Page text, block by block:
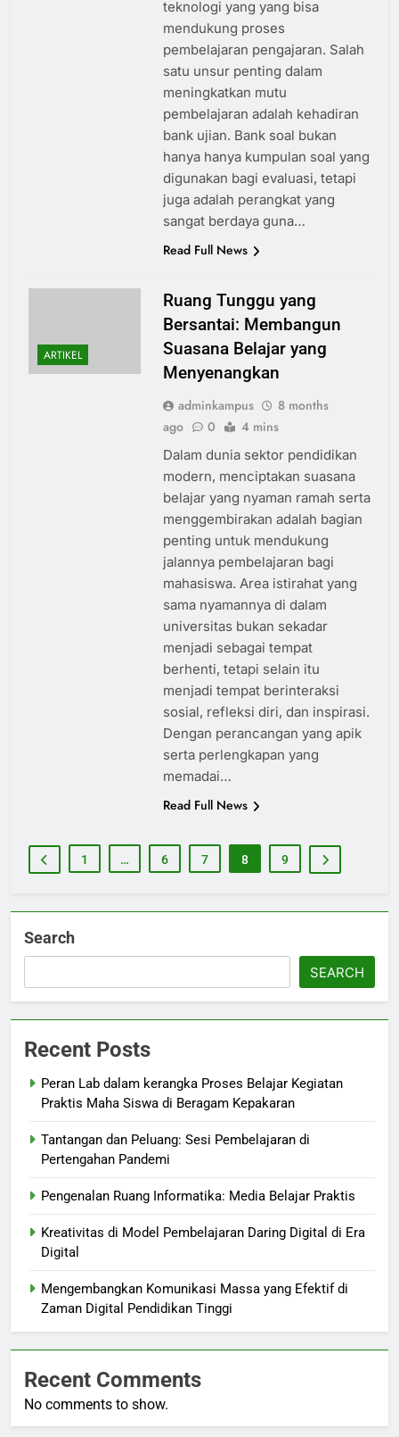
teknologi yang yang bisa
mendukung proses
pembelajaran pengajaran. Salah
satu unsur penting dalam
meningkatkan mutu
pembelajaran adalah kehadiran
bank ujian. Bank soal bukan
hanya hanya kumpulan soal yang
digunakan bagi evaluasi, tetapi
juga adalah perangkat yang
sangat berdaya guna…
Read Full News
ARTIKEL
Ruang Tunggu yang
Bersantai: Membangun
Suasana Belajar yang
Menyenangkan
adminkampus
8 months
ago
0 4 mins
Dalam dunia sektor pendidikan
modern, menciptakan suasana
belajar yang nyaman ramah serta
menggembirakan adalah bagian
penting untuk mendukung
jalannya pembelajaran bagi
mahasiswa. Area istirahat yang
sama nyamannya di dalam
universitas bukan sekadar
menjadi sebagai tempat
berhenti, tetapi selain itu
menjadi tempat berinteraksi
sosial, refleksi diri, dan inspirasi.
Dengan perancangan yang apik
serta perlengkapan yang
memadai…
Read Full News
1 … 6 7 8 9
Search
SEARCH
Recent Posts
Peran Lab dalam kerangka Proses Belajar Kegiatan
Praktis Maha Siswa di Beragam Kepakaran
Tantangan dan Peluang: Sesi Pembelajaran di
Pertengahan Pandemi
Pengenalan Ruang Informatika: Media Belajar Praktis
Kreativitas di Model Pembelajaran Daring Digital di Era
Digital
Mengembangkan Komunikasi Massa yang Efektif di
Zaman Digital Pendidikan Tinggi
Recent Comments
No comments to show.